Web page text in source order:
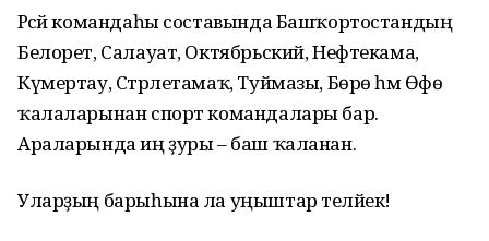
Рәсәй командаһы составында Башҡортостандың
Белорет, Салауат, Октябрьский, Нефтекама,
Күмертау, Стәрлетамаҡ, Туймазы, Бөрө һәм Өфө
ҡалаларынан спорт командалары бар.
Араларында иң ҙуры – баш ҡаланан.
Уларҙың барыһына ла уңыштар теләйек!